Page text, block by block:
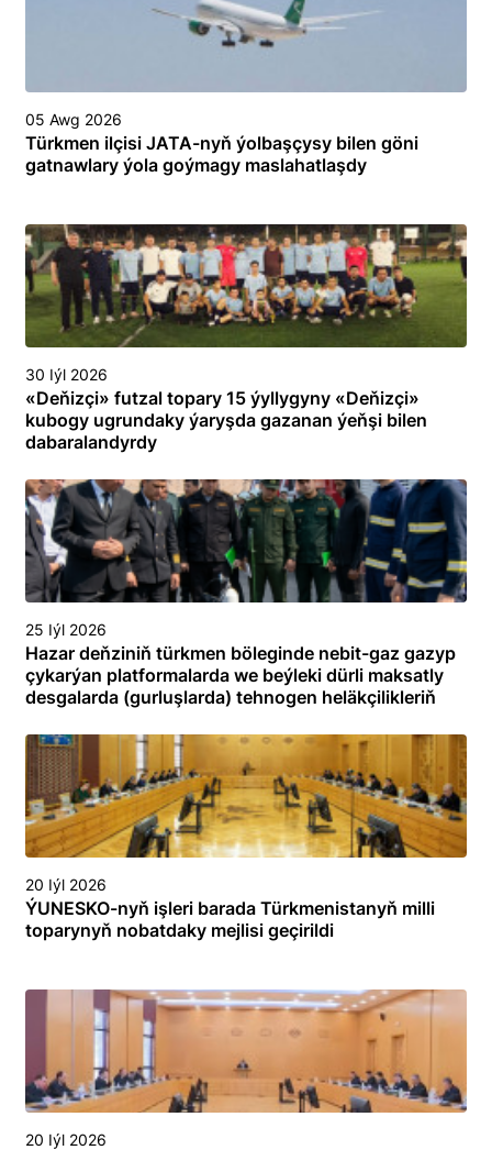
05 Awg 2026
Türkmen ilçisi JATA-nyň ýolbaşçysy bilen göni
gatnawlary ýola goýmagy maslahatlaşdy
30 Iýl 2026
«Deňizçi» futzal topary 15 ýyllygyny «Deňizçi»
kubogy ugrundaky ýaryşda gazanan ýeňşi bilen
dabaralandyrdy
25 Iýl 2026
Hazar deňziniň türkmen böleginde nebit-gaz gazyp
çykarýan platformalarda we beýleki dürli maksatly
desgalarda (gurluşlarda) tehnogen heläkçilikleriň
toplumlaýyn türgenleşik okuwy
20 Iýl 2026
ÝUNESKO-nyň işleri barada Türkmenistanyň milli
toparynyň nobatdaky mejlisi geçirildi
20 Iýl 2026